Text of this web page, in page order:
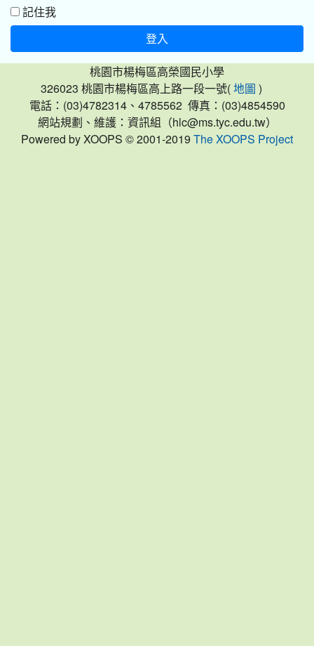
記住我
登入
桃園市楊梅區高榮國民小學
326023 桃園市楊梅區高上路一段一號( 地圖 )
電話：(03)4782314、4785562 傳真：(03)4854590
網站規劃、維護：資訊組（hlc@ms.tyc.edu.tw）
Powered by XOOPS © 2001-2019 The XOOPS Project